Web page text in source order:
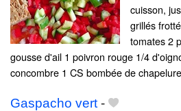
cuisson,
grillés
tomates 2
gousse d'ail 1 poivron rouge 1/4
concombre 1 CS bombée de
Gaspacho vert -